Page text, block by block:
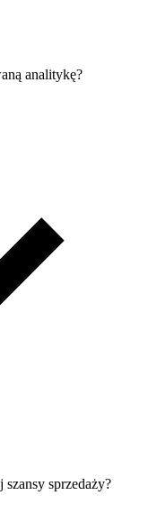
analitykę?
sprzedaży?